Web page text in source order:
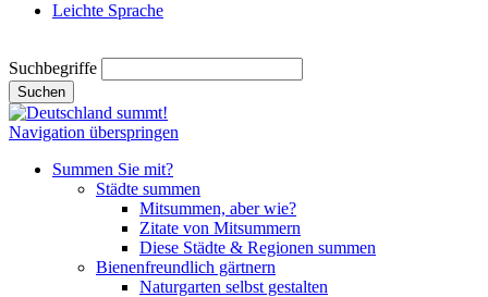
Leichte Sprache
Suchbegriffe
Suchen
Navigation überspringen
Summen Sie mit?
Städte summen
Mitsummen, aber wie?
Zitate von Mitsummern
Diese Städte & Regionen summen
Bienenfreundlich gärtnern
Naturgarten selbst gestalten